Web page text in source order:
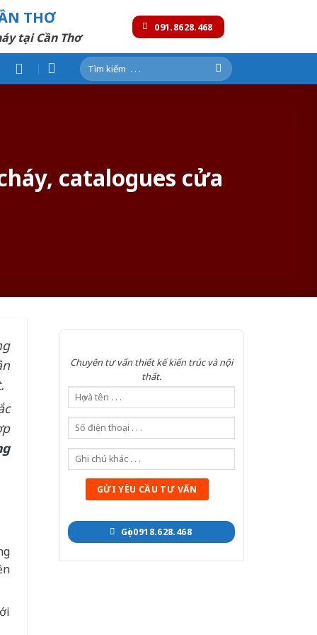
THƠ
tại Cần Thơ
091.8628.468
Tìm
kiếm:
catalogues cửa
Chuyên tư vấn thiết kế kiến trúc và nội
thất.
Gọi 0918.628.468